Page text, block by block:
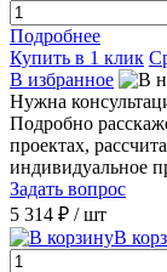
Подробнее
Купить в 1 клик
В избранное
Нужна
Подробно
проектах,
индивидуальное
Задать вопрос
5 314 ₽ / шт
В